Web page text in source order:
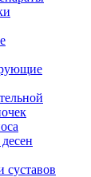
суставов